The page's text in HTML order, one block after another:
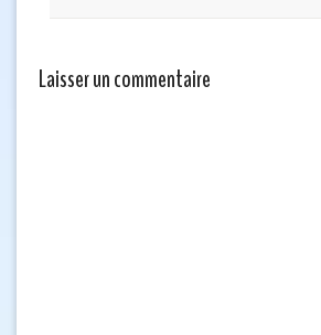
Laisser un commentaire